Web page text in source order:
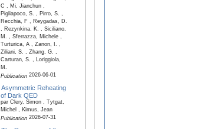
C , Mi, Jianchun ,
Pigliapoco, S. , Pirro, S. ,
Recchia, F , Reygadas, D.
, Rezynkina, K. , Siciliano,
M. , Sferrazza, Michele ,
Turturica, A , Zanon, I. ,
Ziliani, S. , Zhang, G. ,
Carturan, S. , Loriggiola,
M.
Publication2026-06-01
Asymmetric Reheating
of Dark QED
par Clery, Simon , Tytgat,
Michel , Kimus, Jean
Publication2026-07-31